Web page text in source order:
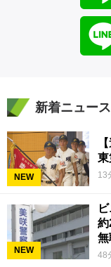
新着ニュース
NEW
東
13
NEW 48